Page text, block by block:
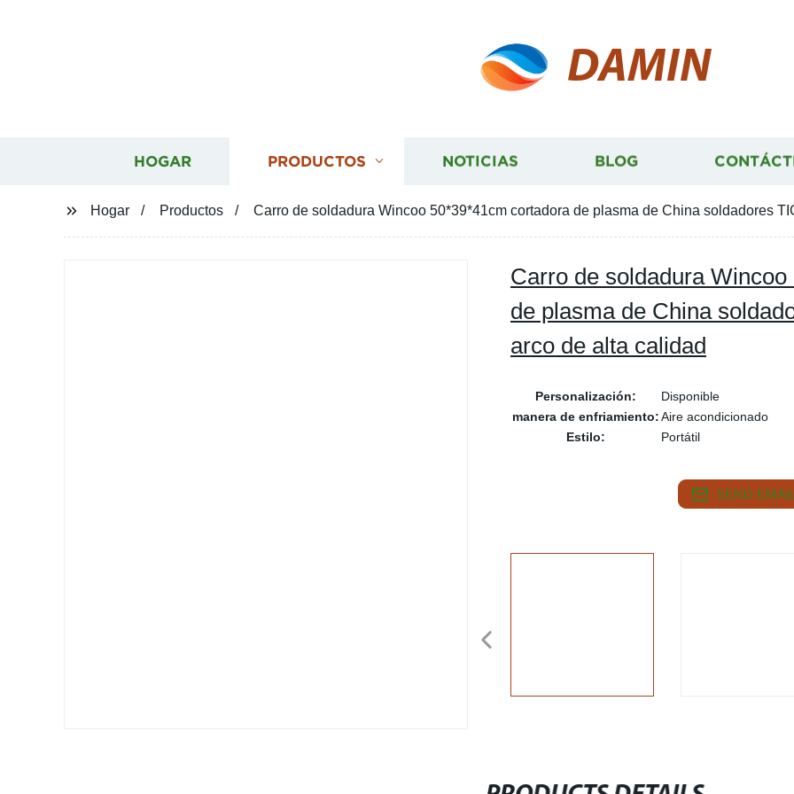
DAMIN
HOGAR PRODUCTOS NOTICIAS BLOG
Hogar Productos Carro de soldadura Wincoo 50*39*41cm cortadora de plasma de China soldadores
Carro de soldadura
de plasma de China
arco de alta calidad
Personalización:
Disponible
manera de enfriamiento:Aire acondicionado
Estilo:
Portátil
SEND